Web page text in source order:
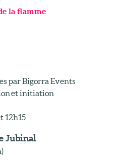
la flamme
par Bigorra Events
et initiation
12h15
Jubinal